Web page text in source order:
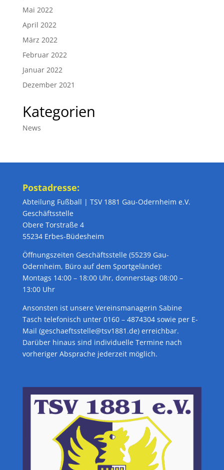
Mai 2022
April 2022
März 2022
Februar 2022
Januar 2022
Dezember 2021
Kategorien
News
Postadresse:
Abteilung Fußball | TSV 1881 Gau-Odernheim e.V.
Geschäftsstelle
Obere Torstraße 4
55234 Erbes-Büdesheim
Öffnungszeiten Geschäftsstelle (55239 Gau-
Odernheim, Büro auf dem Sportgelände):
Montags 14:00 – 18:00 Uhr, donnerstags 08:00 –
13:00 Uhr
Ansonsten ist unsere Vereinsmanagerin Sabine
Tasch telefonisch unter 0160 – 4874304 sowie per E-
Mail (geschaeftsstelle@tsv1881.de) erreichbar.
Darüber hinaus sind individuelle Termine nach
vorheriger Absprache jederzeit möglich.